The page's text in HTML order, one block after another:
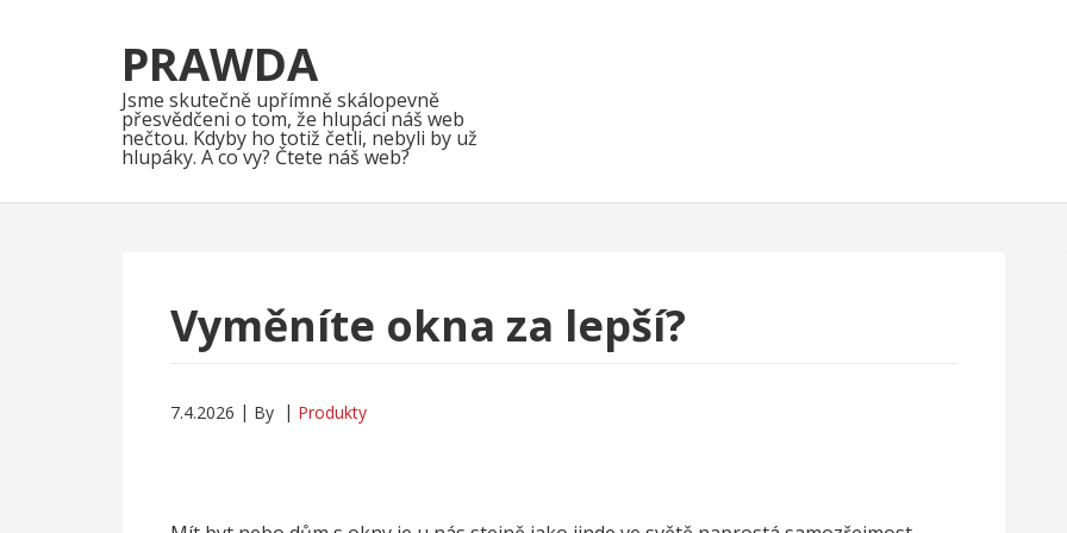
to
navigation
to
content
PRAWDA
Jsme skutečně upřímně skálopevně
přesvědčeni o tom, že hlupáci náš web
nečtou. Kdyby ho totiž četli, nebyli by už
hlupáky. A co vy? Čtete náš web?
Vyměníte okna za lepší?
7.4.2026 By Produkty